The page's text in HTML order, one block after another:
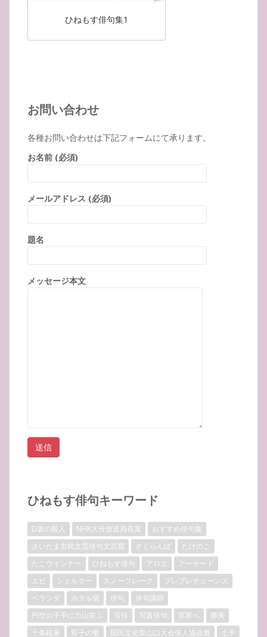
ひねもす俳句集1
お問い合わせ
各種お問い合わせは下記フォームにて承ります。
お名前 (必須)
メールアドレス (必須)
題名
メッセージ本文
ひねもす俳句キーワード
D坂の殺人 NHK大分放送局長賞
おすすめ俳句集
さいたま市民文芸俳句文芸賞
さくらんぼ
たけのこ
たこウインナー
ひねもす俳句 アロエ
アーケード
エビ
シェルター スノーフレーク
プレプレチューンズ
ベランダ
ホタル袋 俳句
俳句講師
円空の千手に力山笑ふ
写俳 写真俳句 冥界へ
勝美
十条銀座
双子の嬰 国民文化祭山口大会俳人協会賞 土手